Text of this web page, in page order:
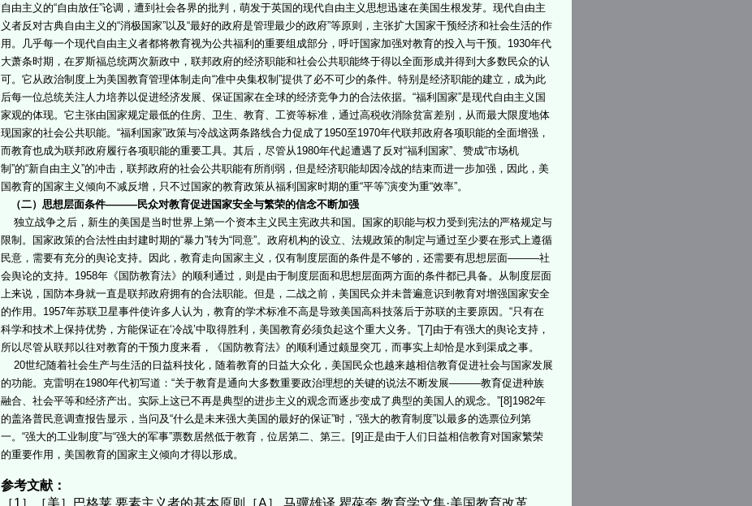
自由主义的“自由放任”论调，遭到社会各界的批判，萌发于英国的现代自由主义思想迅速在美国生根发芽。现代自由主
义者反对古典自由主义的“消极国家”以及“最好的政府是管理最少的政府”等原则，主张扩大国家干预经济和社会生活的作
用。几乎每一个现代自由主义者都将教育视为公共福利的重要组成部分，呼吁国家加强对教育的投入与干预。1930年代
大萧条时期，在罗斯福总统两次新政中，联邦政府的经济职能和社会公共职能终于得以全面形成并得到大多数民众的认
可。它从政治制度上为美国教育管理体制走向“准中央集权制”提供了必不可少的条件。特别是经济职能的建立，成为此
后每一位总统关注人力培养以促进经济发展、保证国家在全球的经济竞争力的合法依据。“福利国家”是现代自由主义国
家观的体现。它主张由国家规定最低的住房、卫生、教育、工资等标准，通过高税收消除贫富差别，从而最大限度地体
现国家的社会公共职能。“福利国家”政策与冷战这两条路线合力促成了1950至1970年代联邦政府各项职能的全面增强，
而教育也成为联邦政府履行各项职能的重要工具。其后，尽管从1980年代起遭遇了反对“福利国家”、赞成“市场机
制”的“新自由主义”的冲击，联邦政府的社会公共职能有所削弱，但是经济职能却因冷战的结束而进一步加强，因此，美
国教育的国家主义倾向不减反增，只不过国家的教育政策从福利国家时期的重“平等”演变为重“效率”。
（二）思想层面条件———民众对教育促进国家安全与繁荣的信念不断加强
独立战争之后，新生的美国是当时世界上第一个资本主义民主宪政共和国。国家的职能与权力受到宪法的严格规定与
限制。国家政策的合法性由封建时期的“暴力”转为“同意”。政府机构的设立、法规政策的制定与通过至少要在形式上遵循
民意，需要有充分的舆论支持。因此，教育走向国家主义，仅有制度层面的条件是不够的，还需要有思想层面———社
会舆论的支持。1958年《国防教育法》的顺利通过，则是由于制度层面和思想层面两方面的条件都已具备。从制度层面
上来说，国防本身就一直是联邦政府拥有的合法职能。但是，二战之前，美国民众并未普遍意识到教育对增强国家安全
的作用。1957年苏联卫星事件使许多人认为，教育的学术标准不高是导致美国高科技落后于苏联的主要原因。“只有在
科学和技术上保持优势，方能保证在‘冷战’中取得胜利，美国教育必须负起这个重大义务。”[7]由于有强大的舆论支持，
所以尽管从联邦以往对教育的干预力度来看，《国防教育法》的顺利通过颇显突兀，而事实上却恰是水到渠成之事。
20世纪随着社会生产与生活的日益科技化，随着教育的日益大众化，美国民众也越来越相信教育促进社会与国家发展
的功能。克雷明在1980年代初写道：“关于教育是通向大多数重要政治理想的关键的说法不断发展———教育促进种族
融合、社会平等和经济产出。实际上这已不再是典型的进步主义的观念而逐步变成了典型的美国人的观念。”[8]1982年
的盖洛普民意调查报告显示，当问及“什么是未来强大美国的最好的保证”时，“强大的教育制度”以最多的选票位列第
一。“强大的工业制度”与“强大的军事”票数居然低于教育，位居第二、第三。[9]正是由于人们日益相信教育对国家繁荣
的重要作用，美国教育的国家主义倾向才得以形成。
参考文献：
［1］［美］巴格莱.要素主义者的基本原则［A］.马骥雄译.瞿葆奎.教育学文集·美国教育改革